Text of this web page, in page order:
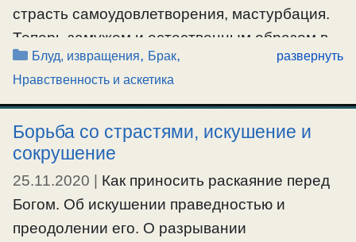
Ещё…
#борьбасострастями, #добродетель
страсть самоудовлетворения, мастурбация.
Теперь замужем и естественным образом в
браке не получается достигать физического
удовлетворения, не удается. В итоге удается
только неестественным образом, но не
самой. Пыталась совсем оставаться без
этого, но через некоторое время желания
возрастают и справляться не удается. Муж
говорит, что я …
Рубрики
Блуд, извращения, Брак,
Нравственность и аскетика
развернуть
Борьба со страстями, искушение и
сокрушение
25.11.2020 | Как приносить раскаяние перед
Богом. Об искушении праведностью и
преодолении его. О разрывании